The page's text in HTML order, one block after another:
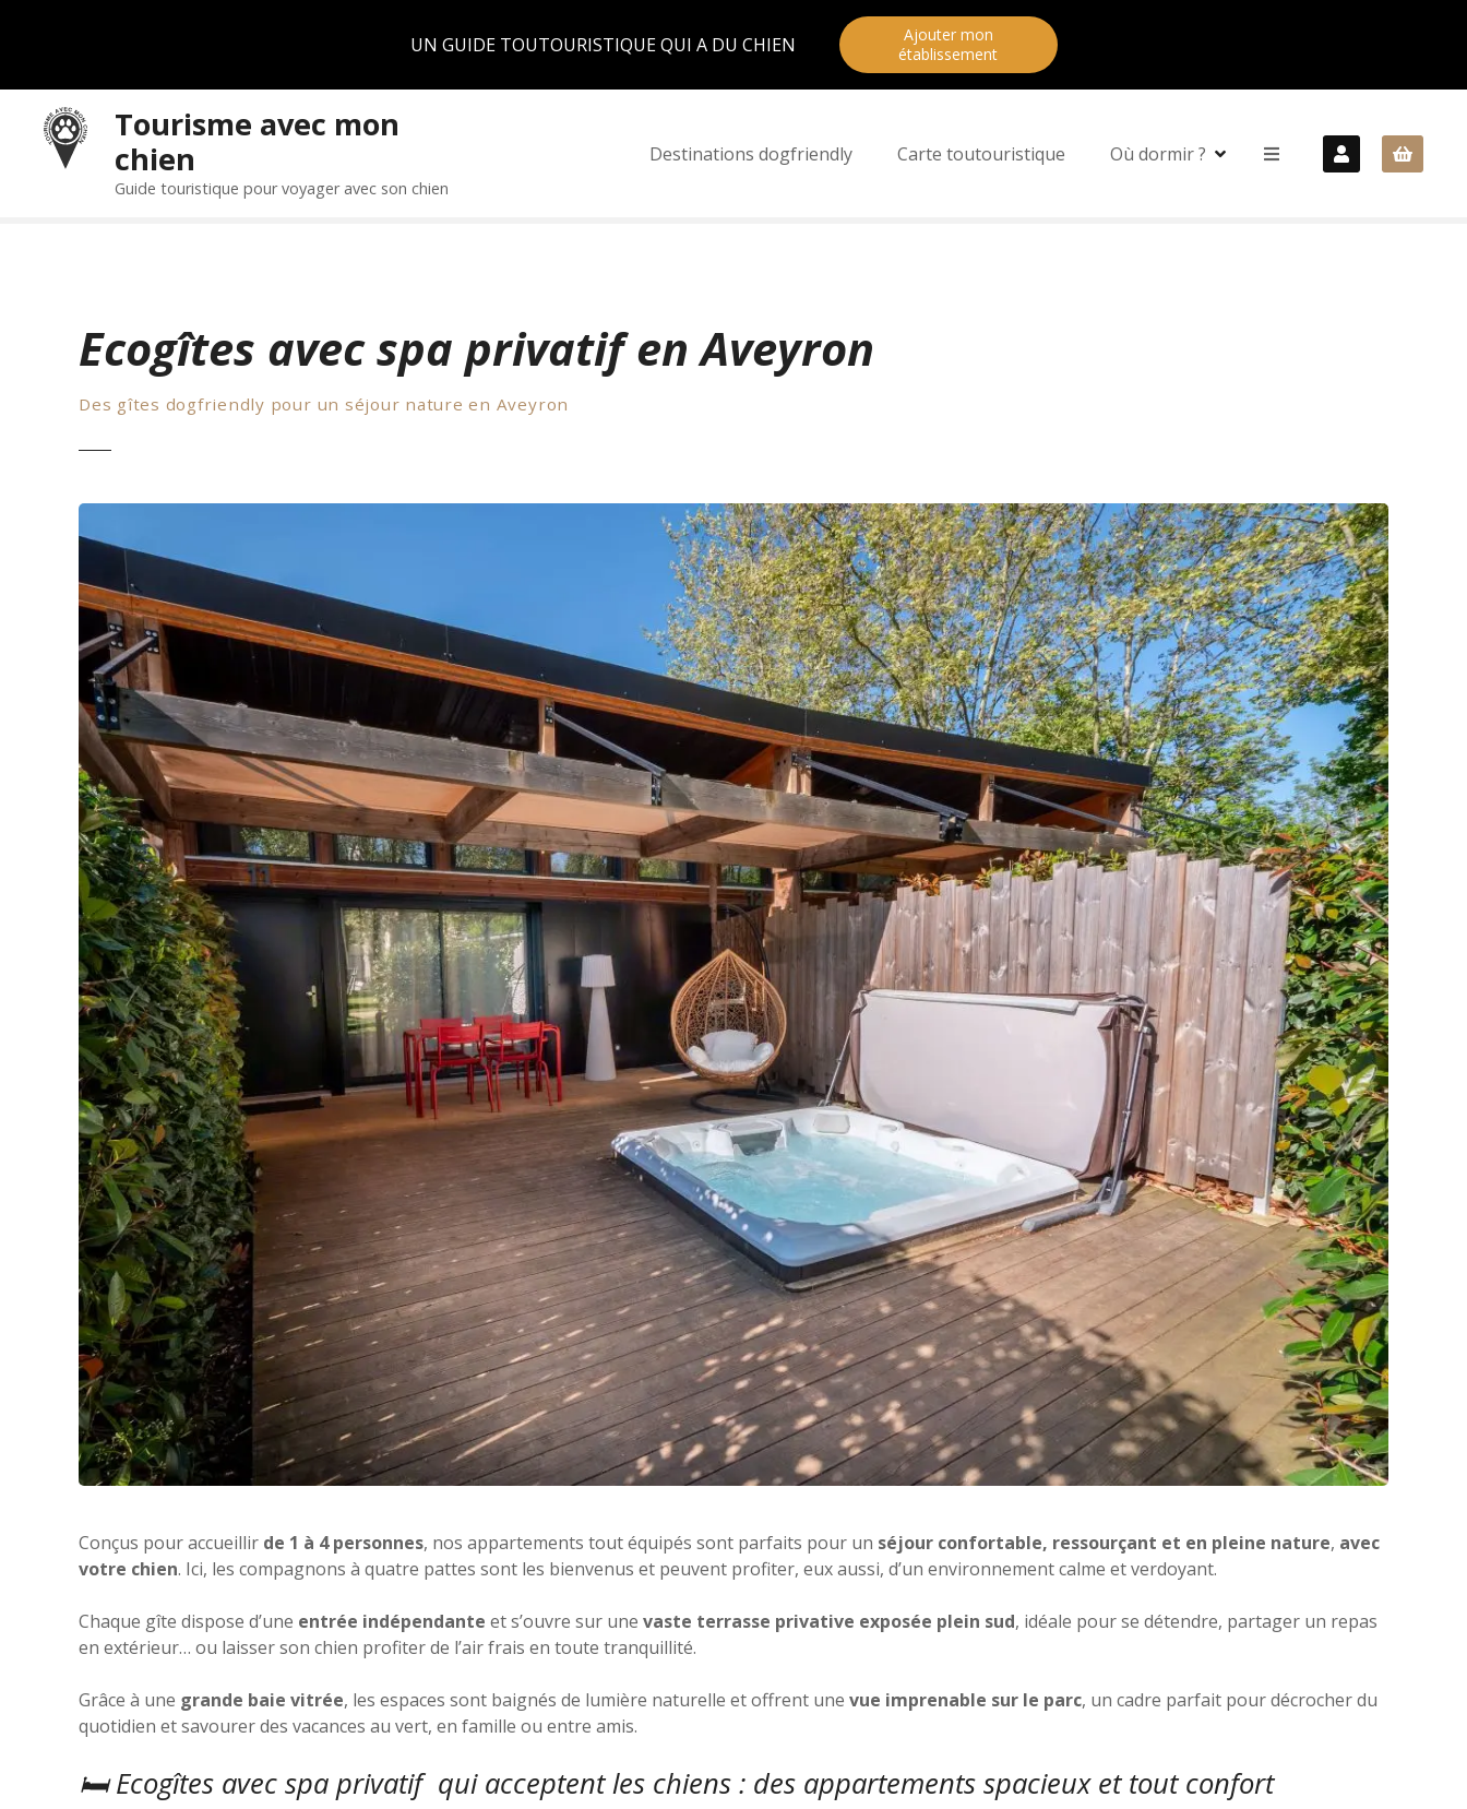
UN GUIDE TOUTOURISTIQUE QUI A DU CHIEN
Ajouter mon
établissement
Tourisme avec mon
chien
Guide touristique pour voyager avec son chien
Destinations dogfriendly Carte toutouristique Où dormir ?
Ecogîtes avec spa privatif en Aveyron
Des gîtes dogfriendly pour un séjour nature en Aveyron
Conçus pour accueillir de 1 à 4 personnes, nos appartements tout équipés sont parfaits pour un séjour confortable, ressourçant et en pleine nature, avec
votre chien. Ici, les compagnons à quatre pattes sont les bienvenus et peuvent profiter, eux aussi, d’un environnement calme et verdoyant.
Chaque gîte dispose d’une entrée indépendante et s’ouvre sur une vaste terrasse privative exposée plein sud, idéale pour se détendre, partager un repas
en extérieur… ou laisser son chien profiter de l’air frais en toute tranquillité.
Grâce à une grande baie vitrée, les espaces sont baignés de lumière naturelle et offrent une vue imprenable sur le parc, un cadre parfait pour décrocher du
quotidien et savourer des vacances au vert, en famille ou entre amis.
🛏️ Ecogîtes avec spa privatif qui acceptent les chiens : des appartements spacieux et tout confort